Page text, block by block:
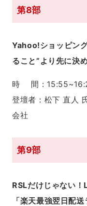
第8部
Yahoo!ショッピン
ること”より先に決
時 間：
登壇者：松下 直
会社
第9部
RSLだけじゃない
「楽天最強翌日配